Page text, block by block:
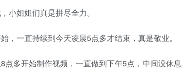
小姐姐们真是拼尽全力。
，一直持续到今天凌晨5点多才结束，真是敬业。
点多开始制作视频，一直做到下午5点，中间没休